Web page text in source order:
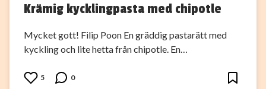
Krämig kycklingpasta med chipotle
Mycket gott! Filip Poon En gräddig pastarätt med
kyckling och lite hetta från chipotle. En…
5 0